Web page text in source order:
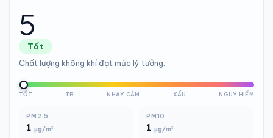
5
Tốt
Chất lượng không khí đạt mức lý tưởng.
TỐT TB NHẠY CẢM XẤU NGUY HIỂM
PM2.5
1 µg/m³
PM10
1 µg/m³